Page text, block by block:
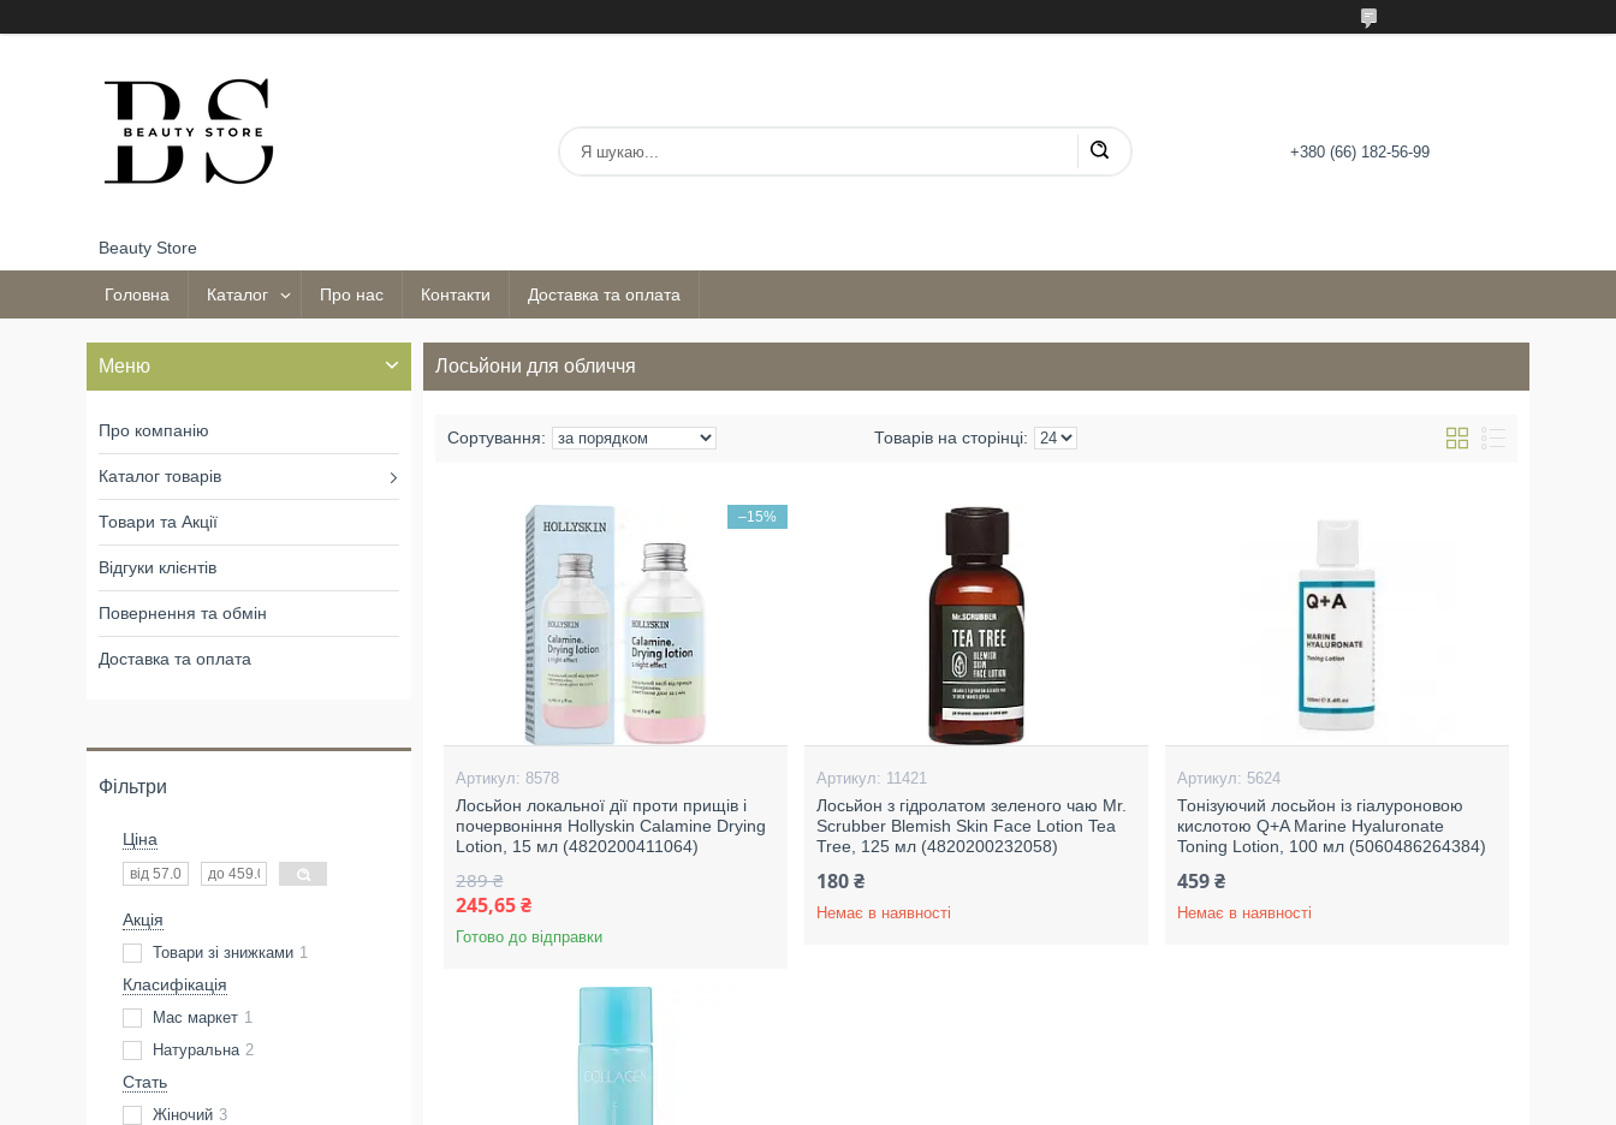
Beauty Store
+380 (66) 182-56-99
Головна Каталог Про нас Контакти Доставка та оплата
Лосьйони для обличчя
–15%
8578
Лосьйон локальної дії проти прищів і
почервоніння Hollyskin Calamine Drying
Lotion, 15 мл (4820200411064)
289 ₴
245,65 ₴
Готово до відправки
11421
Лосьйон з гідролатом зеленого чаю Mr.
Scrubber Blemish Skin Face Lotion Tea
Tree, 125 мл (4820200232058)
180 ₴
Немає в наявності
5624
Тонізуючий лосьйон із гіалуроновою
кислотою Q+A Marine Hyaluronate
Toning Lotion, 100 мл (5060486264384)
459 ₴
Немає в наявності
Про компанію
Каталог товарів
Товари та Акції
Відгуки клієнтів
Повернення та обмін
Доставка та оплата
Фільтри
Ціна
Акція
Товари зі знижками 1
Класифікація
Мас маркет 1
Натуральна 2
Стать
Жіночий 3